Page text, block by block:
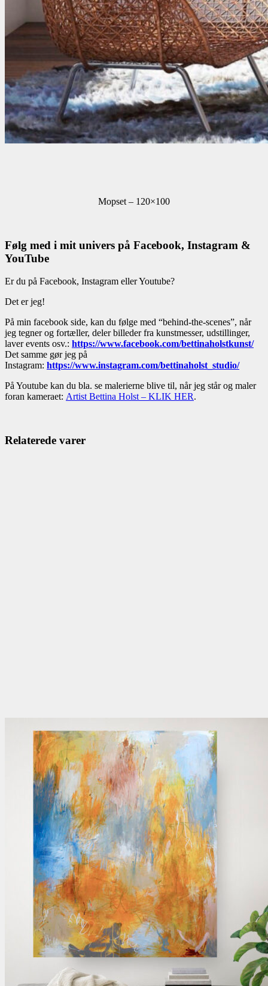
Mopset – 120×100
Følg med i mit univers på Facebook, Instagram &
YouTube
Er du på Facebook, Instagram eller Youtube?
Det er jeg!
På min facebook side, kan du følge med “behind-the-scenes”, når
jeg tegner og fortæller, deler billeder fra kunstmesser, udstillinger,
laver events osv.: https://www.facebook.com/bettinaholstkunst/
Det samme gør jeg på
Instagram: https://www.instagram.com/bettinaholst_studio/
På Youtube kan du bla. se malerierne blive til, når jeg står og maler
foran kameraet: Artist Bettina Holst – KLIK HER.
Relaterede varer